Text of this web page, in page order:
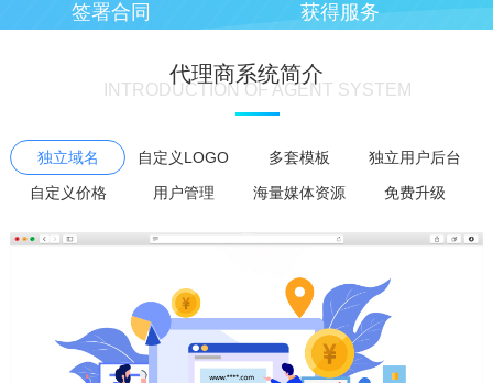
签署合同 获得服务
代理商系统简介
INTRODUCTION OF AGENT SYSTEM
独立域名 自定义LOGO 多套模板
独立用户后台
自定义价格
用户管理 海量媒体资源 免费升级